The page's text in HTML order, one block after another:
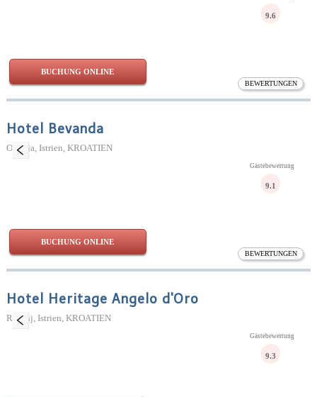
BEWERTUNGEN
9.6
BUCHUNG ONLINE
Hotel Bevanda
Opatija, Istrien, KROATIEN
BEWERTUNGEN
Gästebewertung
9.1
BUCHUNG ONLINE
Hotel Heritage Angelo d'Oro
Rovinj, Istrien, KROATIEN
Gästebewertung
9.3